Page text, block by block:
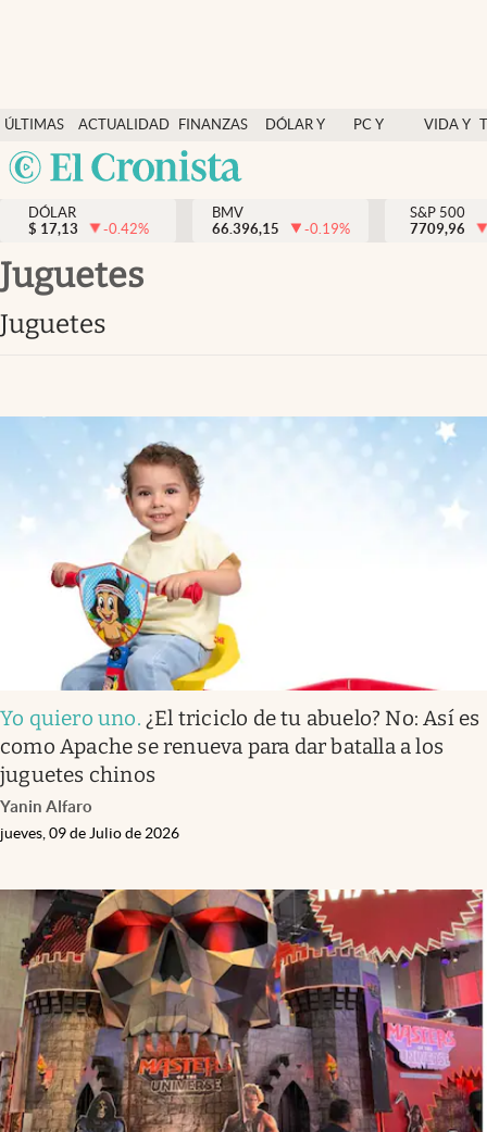
ÚLTIMAS
NOTICIAS
ACTUALIDAD
FINANZAS
Y
ECONOMÍA
DÓLAR Y
PC Y
VIDA Y
México
Actualidad
Finanzas y economía
Dólar y mercados
Opinión
Brand Strategy
Vida y estilo
Mediakit
abre en nueva pestaña
México
DÓLAR
$ 17,13 -0.42%
BMV
66.396,15
-0.19%
S&P 500
7709,96
juguetes
juguetes
Yo quiero uno. ¿El triciclo de tu abuelo? No: Así es
como Apache se renueva para dar batalla a los
juguetes chinos
Yanin Alfaro
jueves, 09 de Julio de 2026